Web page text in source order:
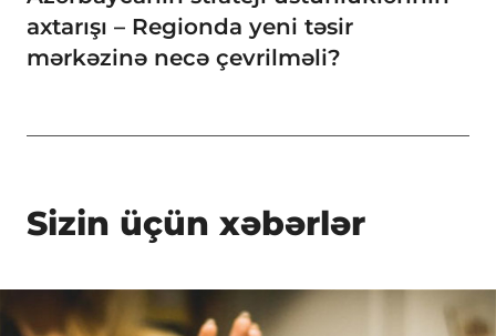
axtarışı – Regionda yeni təsir
mərkəzinə necə çevrilməli?
Sizin üçün xəbərlər